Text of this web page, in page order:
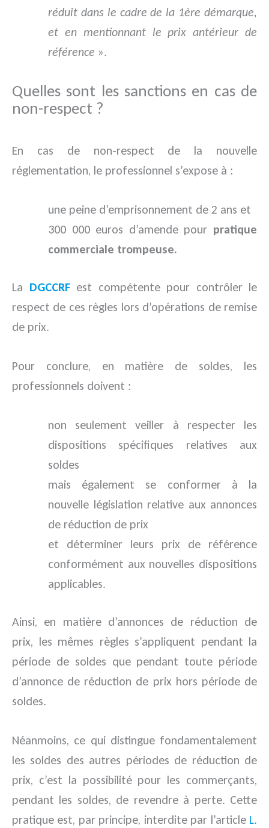
réduit dans le cadre de la 1ère démarque,
et en mentionnant le prix antérieur de
référence ».
Quelles sont les sanctions en cas de
non-respect ?
En cas de non-respect de la nouvelle
réglementation, le professionnel s’expose à :
une peine d’emprisonnement de 2 ans et
300 000 euros d’amende pour pratique
commerciale trompeuse.
La DGCCRF est compétente pour contrôler le
respect de ces règles lors d’opérations de remise
de prix.
Pour conclure, en matière de soldes, les
professionnels doivent :
non seulement veiller à respecter les
dispositions spécifiques relatives aux
soldes
mais également se conformer à la
nouvelle législation relative aux annonces
de réduction de prix
et déterminer leurs prix de référence
conformément aux nouvelles dispositions
applicables.
Ainsi, en matière d’annonces de réduction de
prix, les mêmes règles s’appliquent pendant la
période de soldes que pendant toute période
d’annonce de réduction de prix hors période de
soldes.
Néanmoins, ce qui distingue fondamentalement
les soldes des autres périodes de réduction de
prix, c’est la possibilité pour les commerçants,
pendant les soldes, de revendre à perte. Cette
pratique est, par principe, interdite par l’article L.